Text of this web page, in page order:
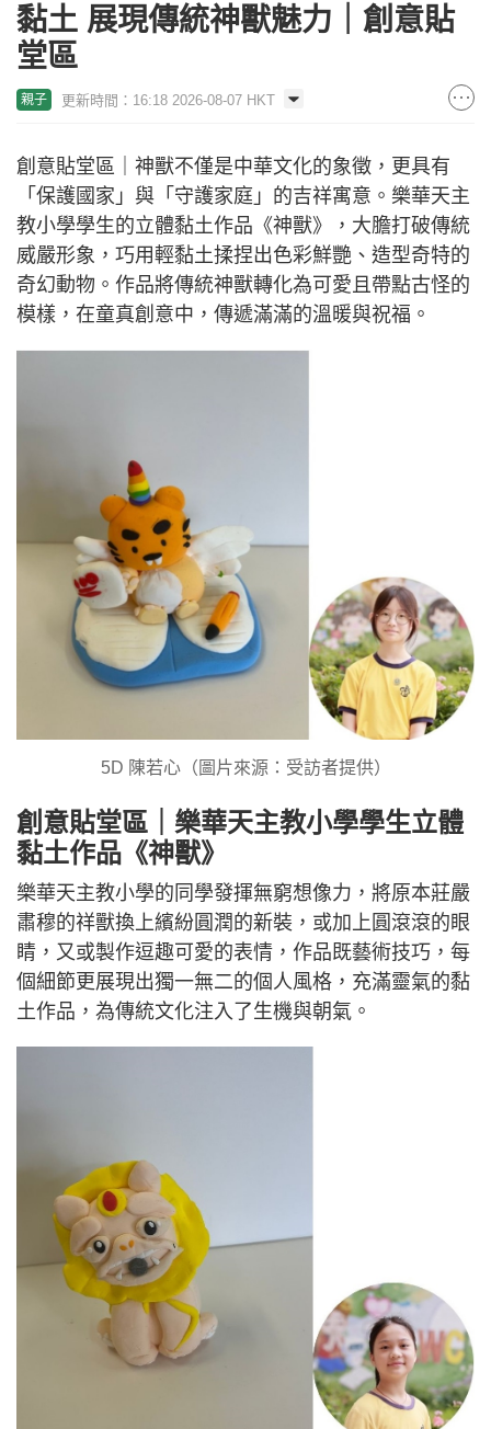
黏土 展現傳統神獸魅力｜創意貼
堂區
親子 更新時間：16:18 2026-08-07 HKT
創意貼堂區｜神獸不僅是中華文化的象徵，更具有
「保護國家」與「守護家庭」的吉祥寓意。樂華天主
教小學學生的立體黏土作品《神獸》，大膽打破傳統
威嚴形象，巧用輕黏土揉捏出色彩鮮艷、造型奇特的
奇幻動物。作品將傳統神獸轉化為可愛且帶點古怪的
模樣，在童真創意中，傳遞滿滿的溫暖與祝福。
5D 陳若心（圖片來源：受訪者提供）
創意貼堂區｜樂華天主教小學學生立體
黏土作品《神獸》
樂華天主教小學的同學發揮無窮想像力，將原本莊嚴
肅穆的祥獸換上繽紛圓潤的新裝，或加上圓滾滾的眼
睛，又或製作逗趣可愛的表情，作品既藝術技巧，每
個細節更展現出獨一無二的個人風格，充滿靈氣的黏
土作品，為傳統文化注入了生機與朝氣。